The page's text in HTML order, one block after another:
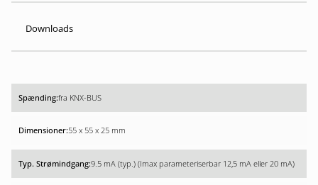
Downloads
fra KNX-BUS
55 x 55 x 25 mm
9.5 mA (typ.) (Imax parameteriserbar 12,5 mA eller 20 mA)